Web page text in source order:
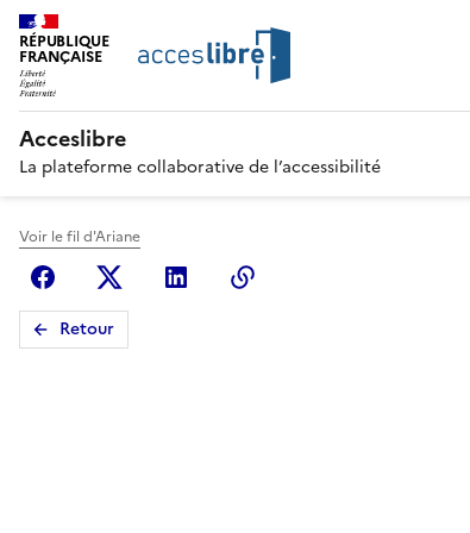
RÉPUBLIQUE
FRANÇAISE
Acceslibre
La plateforme collaborative de l’accessibilité
Voir le fil d'Ariane
FacebookX (anciennement Twitter)
Linkedin
Retour